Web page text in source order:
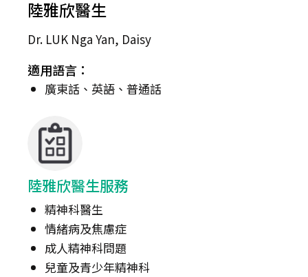
陸雅欣醫生
Dr. LUK Nga Yan, Daisy
適用語言：
廣東話、英語、普通話
陸雅欣醫生服務
精神科醫生
情緒病及焦慮症
成人精神科問題
兒童及青少年精神科